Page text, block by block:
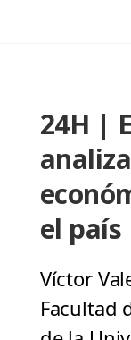
24H |
el país
Víctor
Facultad